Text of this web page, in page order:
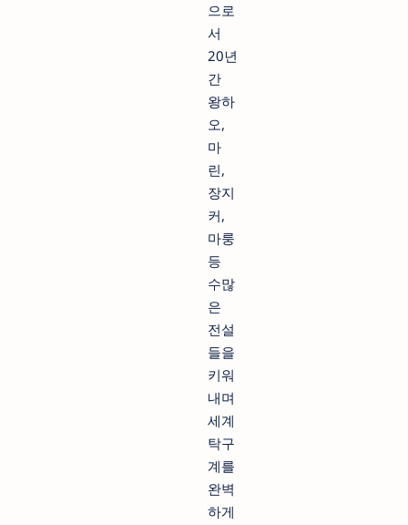
으로
서
20년
간
왕하
오,
마
린,
장지
커,
마룽
등
수많
은
전설
들을
키워
내며
세계
탁구
계를
완벽
하게